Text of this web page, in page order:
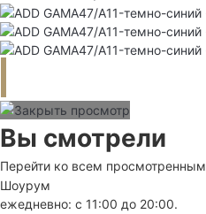
Вы смотрели
Перейти ко всем просмотренным
Шоурум
ежедневно: с 11:00 до 20:00.